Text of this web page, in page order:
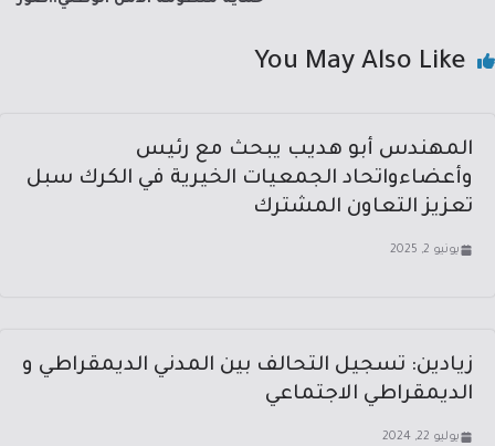
You May Also Like
المهندس أبو هديب يبحث مع رئيس
وأعضاءواتحاد الجمعيات الخيرية في الكرك سبل
تعزيز التعاون المشترك
يونيو 2, 2025
زيادين: تسجيل التحالف بين المدني الديمقراطي و
الديمقراطي الاجتماعي
يوليو 22, 2024